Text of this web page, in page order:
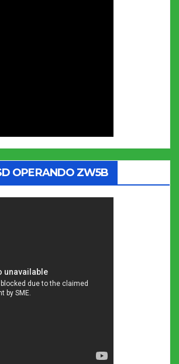
OPERANDO ZW5B